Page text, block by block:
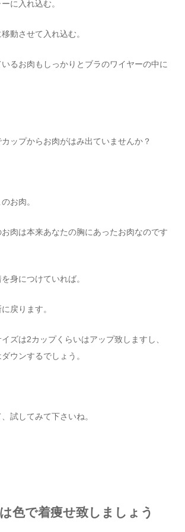
に入れ込む。
動させて入れ込む。
るお肉もしっかりとブラのワイヤーの中に
ップからお肉がはみ出ていませんか？
お肉。
肉は本来あなたの胸にあったお肉なのです
身につけていれば。
戻ります。
ズは2カップくらいはアップ致しますし、
ウンするでしょう。
試してみて下さいね。
色で着痩せ致しましょう